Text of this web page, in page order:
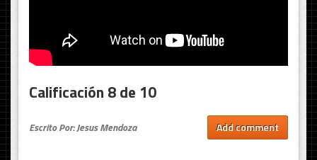
Calificación 8 de 10
Escrito Por: Jesus Mendoza Add comment